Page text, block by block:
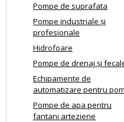
Pompe de suprafata
Pompe industriale și
profesionale
Hidrofoare
Pompe de drenaj și
Echipamente de
automatizare pentru
Pompe de apa pentru
fantani arteziene